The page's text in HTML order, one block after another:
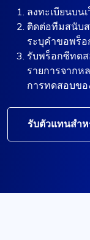
ลงทะเบียนบน
ติดต่อทีมสนับ
ระบุคำขอพร็
รับพร็อกซีทด
รายการจากห
การทดสอบข
รับตัวแทนสำ